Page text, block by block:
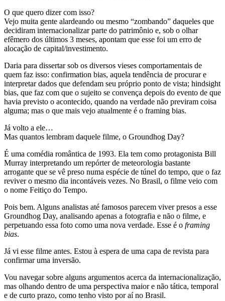
O que quero dizer com isso?
Vejo muita gente alardeando ou mesmo “zombando” daqueles que
decidiram internacionalizar parte do patrimônio e, sob o olhar
efêmero dos últimos 3 meses, apontam que esse foi um erro de
alocação de capital/investimento.
Daria para dissertar sob os diversos vieses comportamentais de
quem faz isso: confirmation bias, aquela tendência de procurar e
interpretar dados que defendam seu próprio ponto de vista; hindsight
bias, que faz com que o sujeito se convença depois do evento de que
havia previsto o acontecido, quando na verdade não previram coisa
alguma; mas o que mais vejo atualmente é o framing bias.
Já volto a ele…
Mas quantos lembram daquele filme, o Groundhog Day?
É uma comédia romântica de 1993. Ela tem como protagonista Bill
Murray interpretando um repórter de meteorologia bastante
arrogante que se vê preso numa espécie de túnel do tempo, que o faz
reviver o mesmo dia incontáveis vezes. No Brasil, o filme veio com
o nome Feitiço do Tempo.
Pois bem. Alguns analistas até famosos parecem viver presos a esse
Groundhog Day, analisando apenas a fotografia e não o filme, e
perpetuando essa foto como uma nova verdade. Esse é o framing
bias.
Já vi esse filme antes. Estou à espera de uma capa de revista para
confirmar uma inversão.
Vou navegar sobre alguns argumentos acerca da internacionalização,
mas olhando dentro de uma perspectiva maior e não tática, temporal
e de curto prazo, como tenho visto por aí no Brasil.